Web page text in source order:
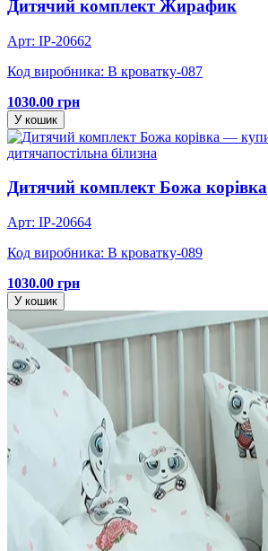
Дитячий комплект Жирафик
Арт: IP-20662
Код виробника: В кроватку-087
1030.00 грн
У кошик
дитячапостільна білизна
Дитячий комплект Божа корівка
Арт: IP-20664
Код виробника: В кроватку-089
1030.00 грн
У кошик